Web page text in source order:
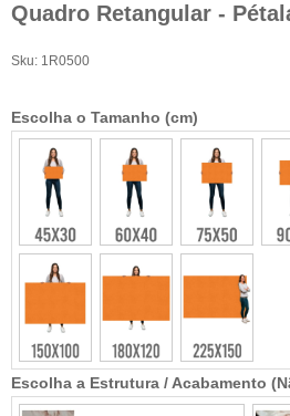
Quadro Retangular -
Sku: 1R0500
Escolha a Estrutura / Acabamento
Escolha o Tamanho (cm)